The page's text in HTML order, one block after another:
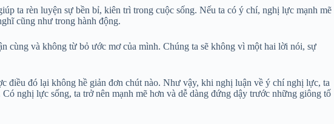
ta rèn luyện sự bền bỉ, kiên trì trong cuộc sống. Nếu ta có ý chí, nghị lực mạnh mẽ
cũng như trong hành động.
cùng và không từ bỏ ước mơ của mình. Chúng ta sẽ không vì một hai lời nói, sự
điều đó lại không hề giản đơn chút nào. Như vậy, khi nghị luận về ý chí nghị lực, ta
nghị lực sống, ta trở nên mạnh mẽ hơn và dễ dàng đứng dậy trước những giông tố